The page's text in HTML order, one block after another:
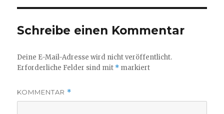
Schreibe einen Kommentar
Deine E-Mail-Adresse wird nicht veröffentlicht.
Erforderliche Felder sind mit * markiert
KOMMENTAR *